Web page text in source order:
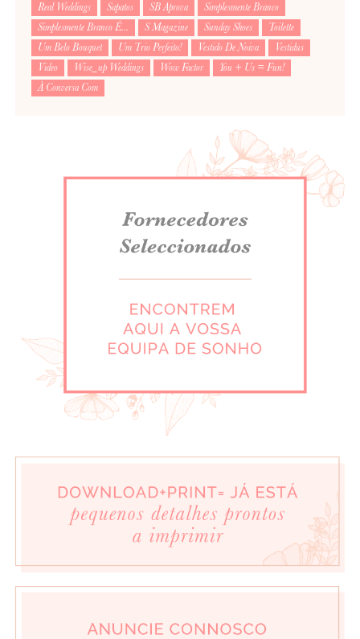
Real Weddings
Sapatos SB Aprova
Simplesmente Branco
Simplesmente Branco É...
S Magazine Sunday Shoes
Toilette
Um Belo Bouquet
Um Trio Perfeito! Vestido De Noiva
Vestidus
Video
Wise_up Weddings Wow Factor
You + Us = Fun!
À Conversa Com